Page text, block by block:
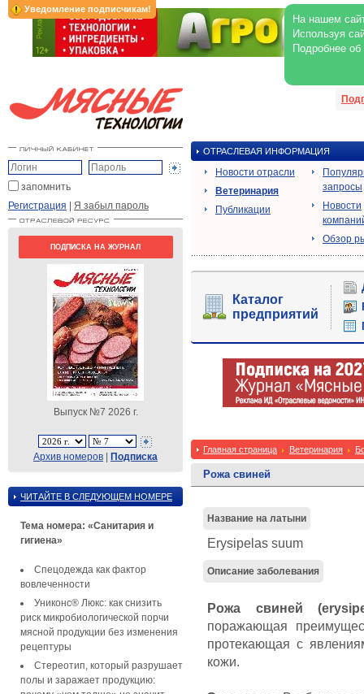
Уведомление подписчикам!
На нашем
Используя
Подробнее
запомнить
Регистрация | Я забыл пароль
ПОДПИСКА НА ЖУРНАЛ
Выпуск №7 2026 г.
Архив номеров | Подписка
ЧИТАЙТЕ В СЛЕДУЮЩЕМ НОМЕРЕ
Тема номера: «Санитария и
гигиена»
Спецодежда как фактор
вовлеченности
Униконс® Люкс: как снизить
риск микробиологической порчи
мясной продукции без изменения
рецептуры
Стереотип, который разрушает
полы и заражает продукцию:
ОТРАСЛЕВАЯ ИНФОРМАЦИЯ
Новости отрасли
Ветеринария
Публикации
запросы
Новости
Обзор
Каталог
предприятий
Главная страница Ветеринария
Рожа свиней
Название на латыни
Erysipelas suum
Описание заболевания
Рожа свиней
поражающая
протекающая с
кожи.